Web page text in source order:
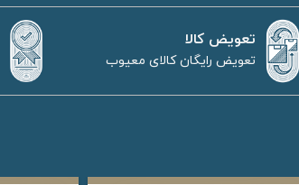
تعویض کالا
تعویض رایگان کالای معیوب